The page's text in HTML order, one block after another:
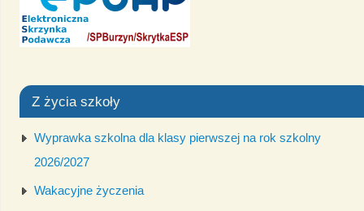
Z życia szkoły
Wyprawka szkolna dla klasy pierwszej na rok szkolny
2026/2027
Wakacyjne życzenia